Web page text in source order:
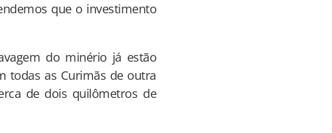
que o investimento
do minério já estão
todas as Curimãs de outra
de dois quilômetros de